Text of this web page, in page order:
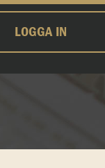
LOGGA IN